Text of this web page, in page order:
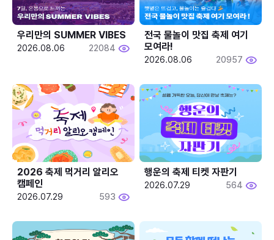
우리만의 SUMMER VIBES
2026.08.06 22084
전국 물놀이 맛집 축제 여기
모여라!
2026.08.06 20957
2026 축제 먹거리 알리오
캠페인
2026.07.29 593
행운의 축제 티켓 자판기
2026.07.29 564